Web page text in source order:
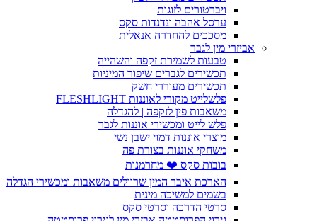
ויברטורים לזוגות
ערסל אהבה ונדנדות סקס
מסככים להחדרה אנאלית
אביזרי מין לגבר
טבעות לשמירת זקפה והשהייה
תכשירים לגברים שיפור המיניות
תכשירים מעוררי חשק
פלשלייט מקורי לאוננות FLESHLIGHT
משאבות פין לזקפה | להגדלה
פלש לייט ומכשירי אוננות לגבר
מוצרי אוננות דמוי ישבן נשי
משחקי אוננות בצורת פה
בובות סקס ❤️ מחרמנות
הארכת איבר המין שרוולים משאבות ומכשירי הגדלה
בשמים למשיכה מינית
סרטי הדרכה וסרטי סקס